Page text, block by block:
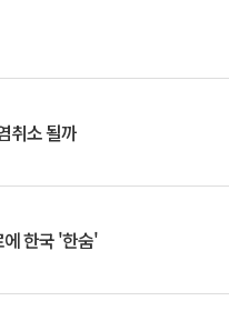
취소 될까
한국 '한숨'